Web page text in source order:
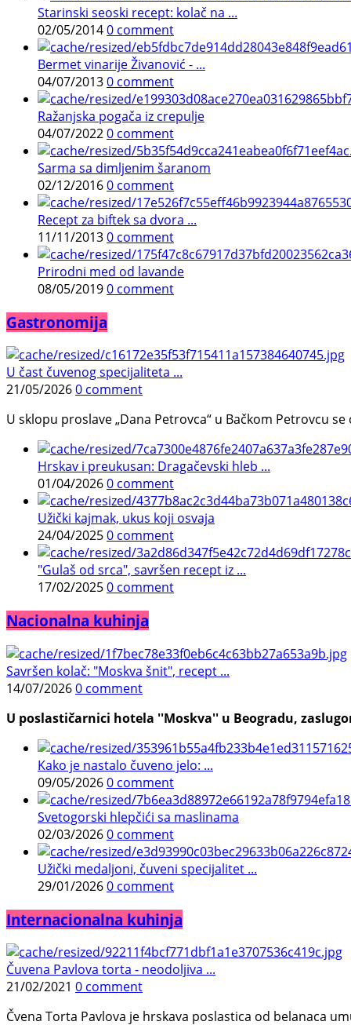
Starinski seoski recept: kolač na ...
02/05/20140 comment
Bermet vinarije Živanović - ...
04/07/20130 comment
Ražanjska pogača iz crepulje
04/07/20220 comment
Sarma sa dimljenim šaranom
02/12/20160 comment
Recept za biftek sa dvora ...
11/11/20130 comment
Prirodni med od lavande
08/05/20190 comment
Gastronomija
U čast čuvenog specijaliteta ...
21/05/20260 comment
U sklopu proslave „Dana Petrovca“ u Bačkom Petrovcu
Hrskav i preukusan: Dragačevski hleb ...
01/04/20260 comment
Užički kajmak, ukus koji osvaja
24/04/20250 comment
"Gulaš od srca", savršen recept iz ...
17/02/20250 comment
Nacionalna kuhinja
Savršen kolač: "Moskva šnit", recept ...
14/07/20260 comment
U poslastičarnici hotela ''Moskva'' u Beogradu,
Kako je nastalo čuveno jelo: ...
09/05/20260 comment
Svetogorski hlepčići sa maslinama
02/03/20260 comment
Užički medaljoni, čuveni specijalitet ...
29/01/20260 comment
Internacionalna kuhinja
Čuvena Pavlova torta - neodoljiva ...
21/02/2021 0 comment
Čvena Torta Pavlova je hrskava poslastica od belanaca